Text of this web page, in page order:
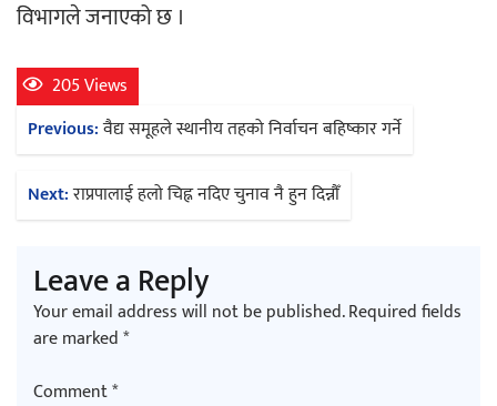
मुक्तकसङ्ग्रह लोकार्पण
‘दुर्गा’ निर्माण गर्दै सम्राट
चलचित्र ‘माया भनेकै यस्तो होला’को शीर्ष गीत
विभागले जनाएको छ ।
205 Views
Post
navigation
Previous:वैद्य समूहले स्थानीय तहको निर्वाचन बहिष्कार गर्ने
Next:राप्रपालाई हलो चिह्न नदिए चुनाव नै हुन दिन्नौँ
Leave a Reply
Your email address will not be published.Required fields
are marked*
Comment*